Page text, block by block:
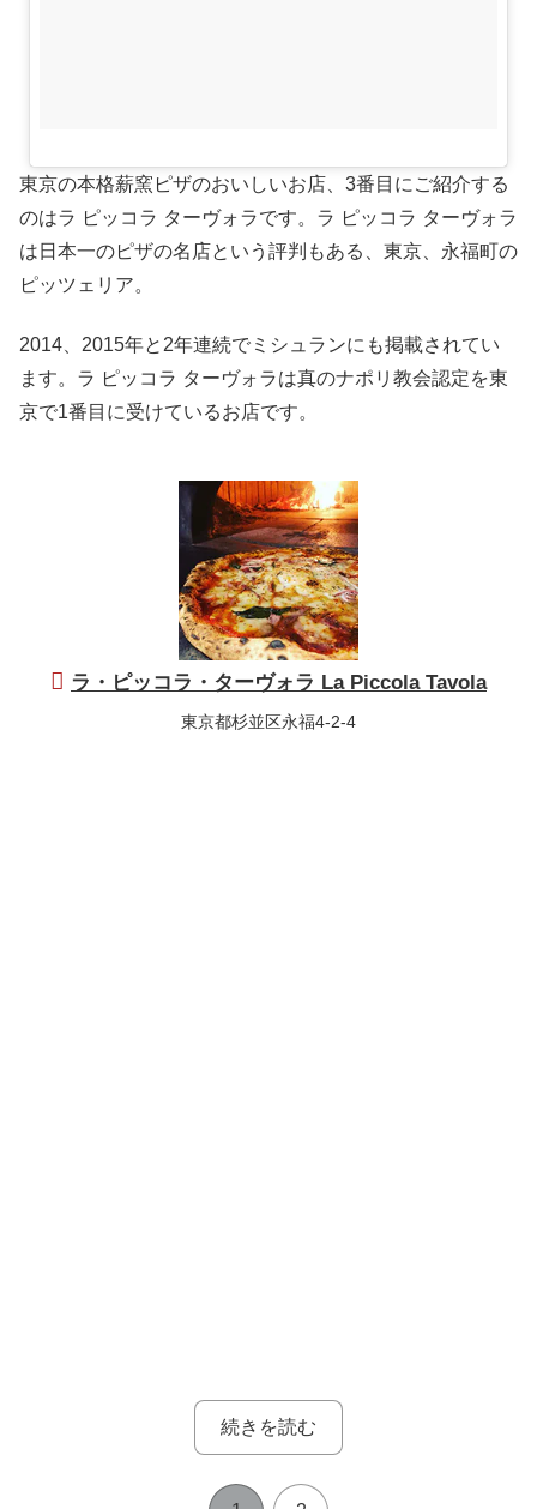
東京の本格薪窯ピザのおいしいお店、3番目にご紹介する
のはラ ピッコラ ターヴォラです。ラ ピッコラ ターヴォラ
は日本一のピザの名店という評判もある、東京、永福町の
ピッツェリア。
2014、2015年と2年連続でミシュランにも掲載されてい
ます。ラ ピッコラ ターヴォラは真のナポリ教会認定を東
京で1番目に受けているお店です。
ラ・ピッコラ・ターヴォラ La Piccola Tavola
東京都杉並区永福4-2-4
続きを読む